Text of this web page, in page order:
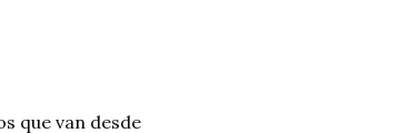
que van desde